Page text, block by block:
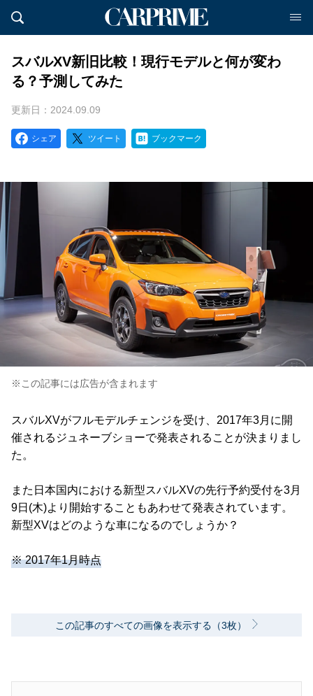
スバルXV新旧比較！現行モデルと何が変わ
る？予測してみた
更新日：2024.09.09
シェア ツイート ブックマーク
※この記事には広告が含まれます
スバルXVがフルモデルチェンジを受け、2017年3月に開
催されるジュネーブショーで発表されることが決まりまし
た。
また日本国内における新型スバルXVの先行予約受付を3月
9日(木)より開始することもあわせて発表されています。
新型XVはどのような車になるのでしょうか？
※ 2017年1月時点
この記事のすべての画像を表示する（3枚）